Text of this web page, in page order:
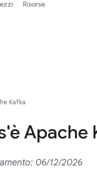
Kafka
Apache
06/12/2026
Risorse